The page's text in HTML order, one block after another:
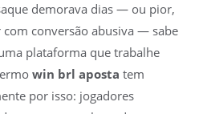
demorava dias — ou pior,
conversão abusiva — sabe
plataforma que trabalhe
win brl aposta tem
por isso: jogadores